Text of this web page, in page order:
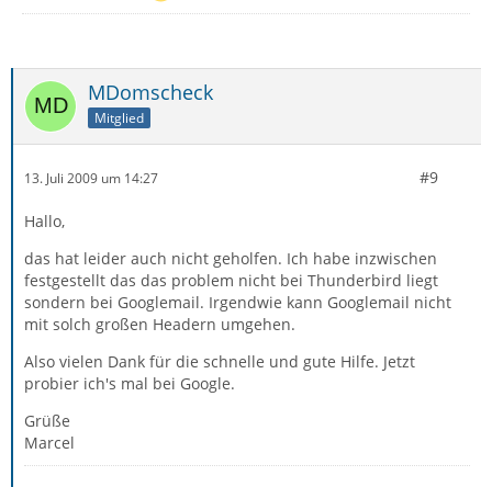
MDomscheck
Mitglied
13. Juli 2009 um 14:27 #9
Hallo,
das hat leider auch nicht geholfen. Ich habe inzwischen
festgestellt das das problem nicht bei Thunderbird liegt
sondern bei Googlemail. Irgendwie kann Googlemail nicht
mit solch großen Headern umgehen.
Also vielen Dank für die schnelle und gute Hilfe. Jetzt
probier ich's mal bei Google.
Grüße
Marcel